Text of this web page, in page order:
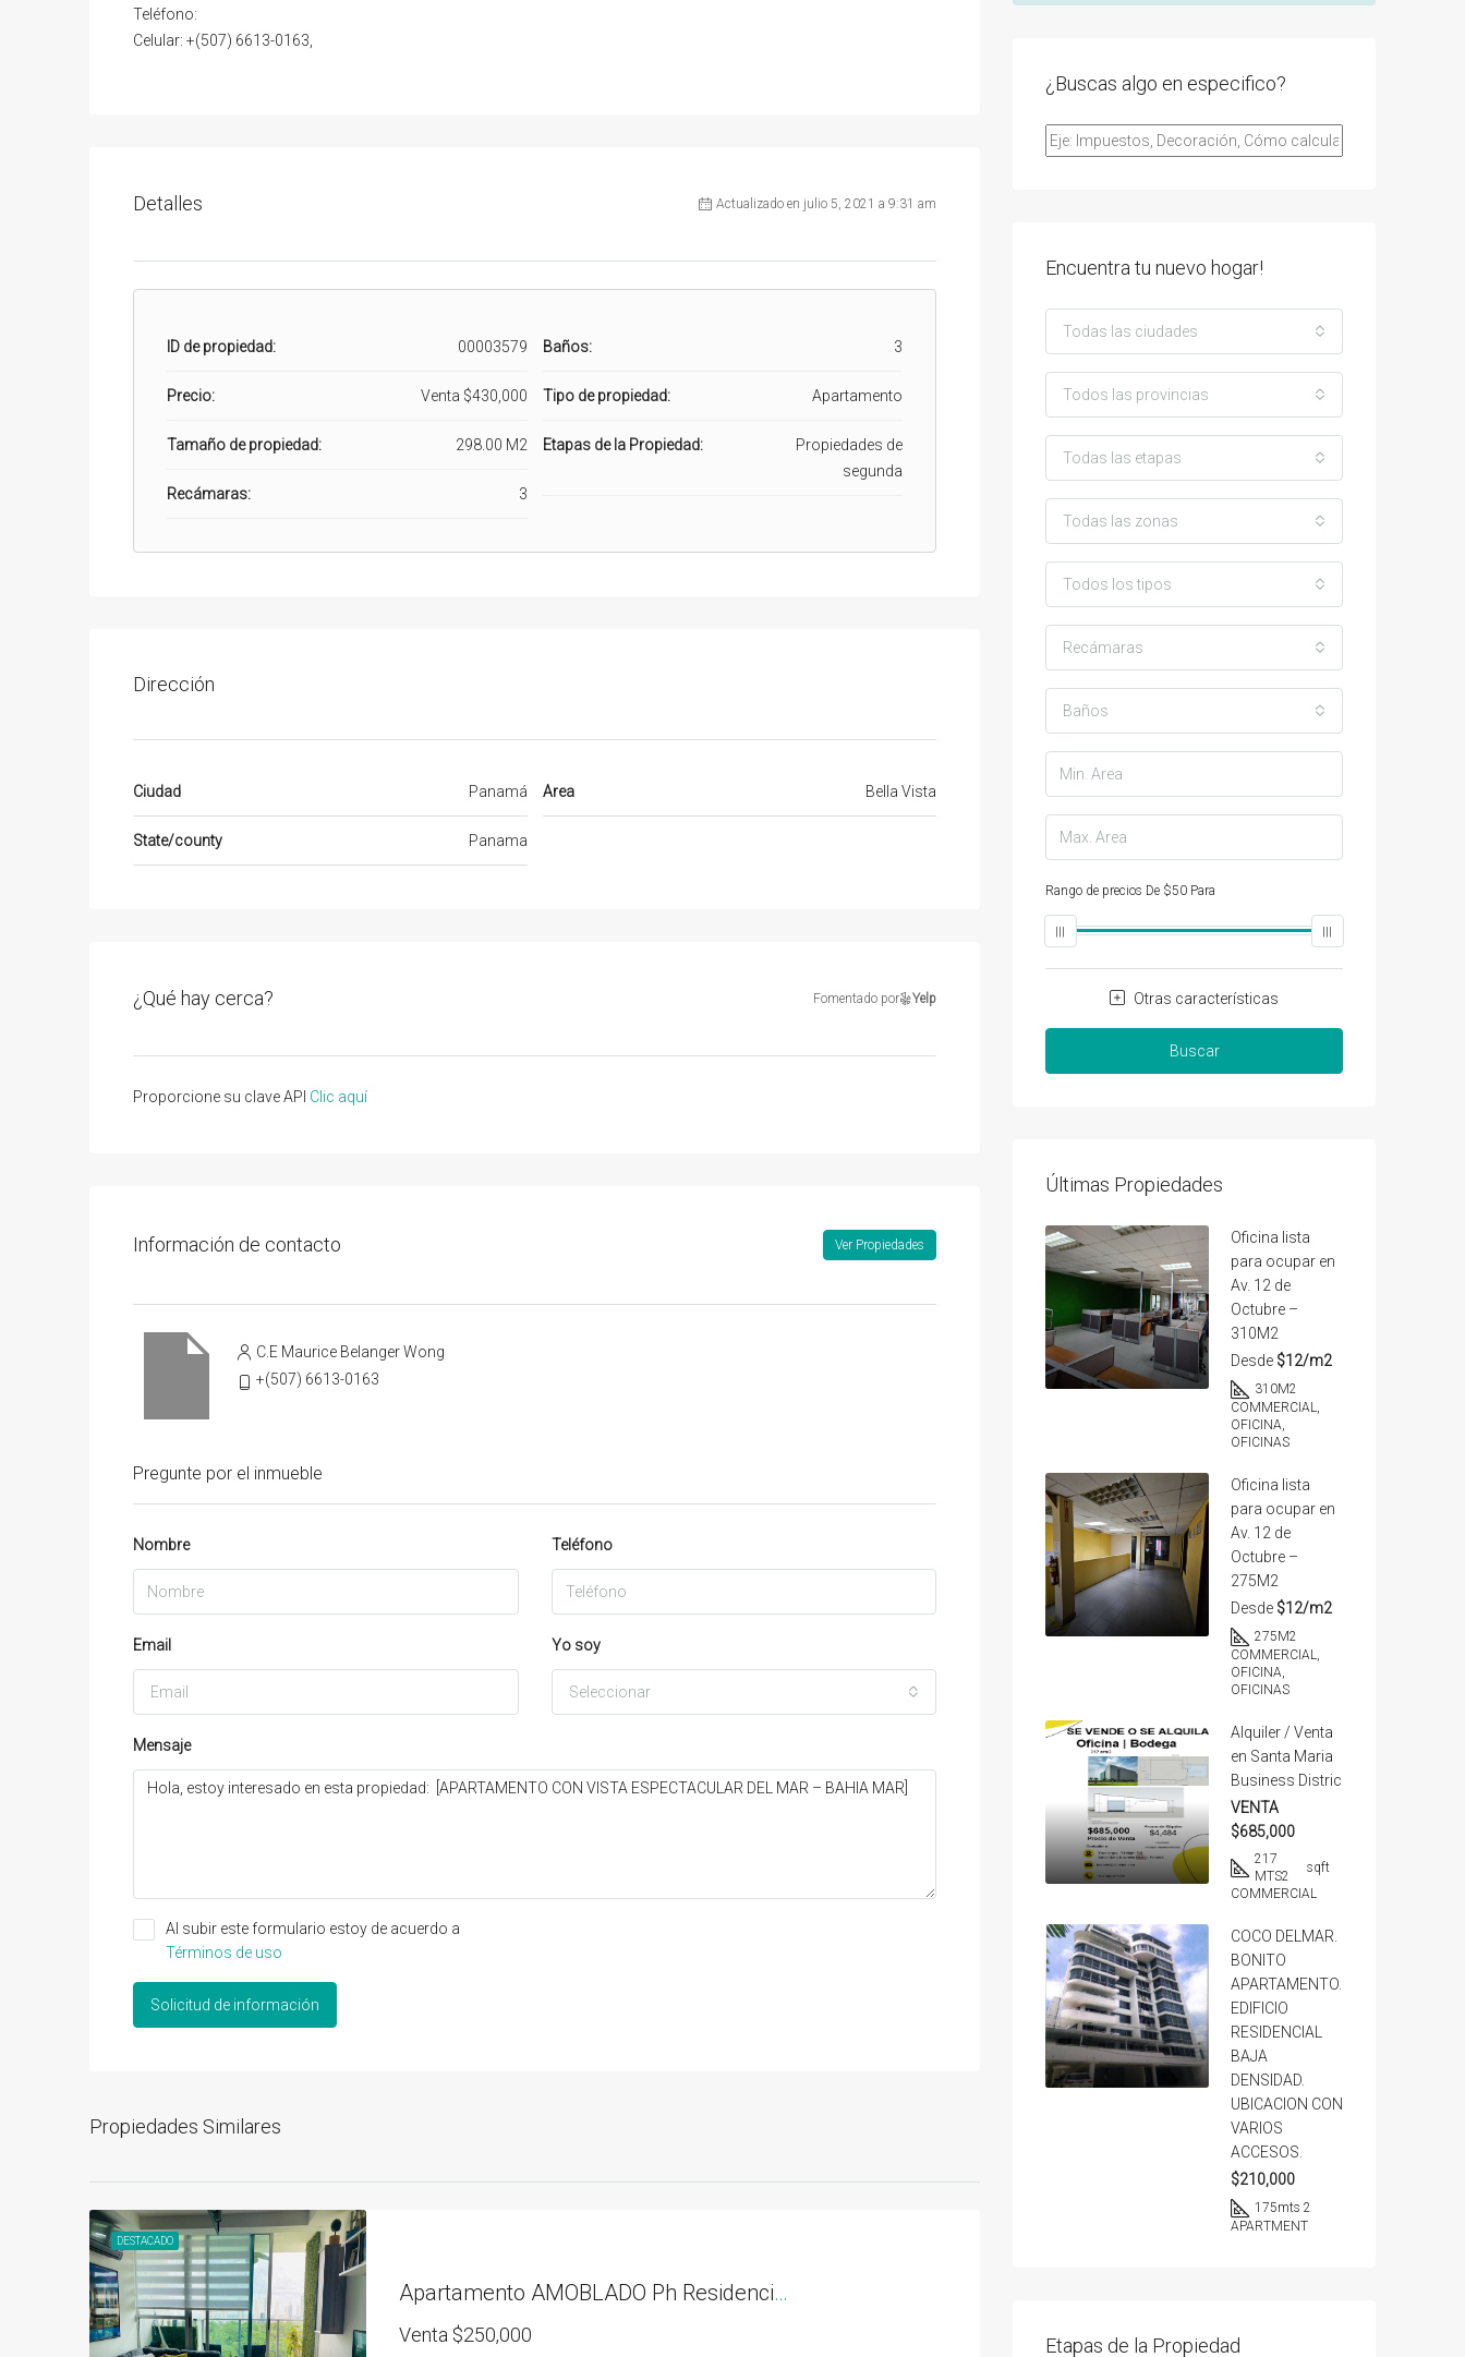
Teléfono:
Celular: +(507) 6613-0163,
Detalles Actualizado en julio 5, 2021 a 9:31 am
ID de propiedad: 00003579
Precio: Venta $430,000
Tamaño de propiedad: 298.00 M2
Recámaras: 3
Baños: 3
Tipo de propiedad: Apartamento
Etapas de la Propiedad:
Propiedades de
segunda
Dirección
Ciudad Panamá
State/county Panama
Area Bella Vista
¿Qué hay cerca? Fomentado por Yelp
Proporcione su clave API Clic aquí
Información de contacto Ver Propiedades
C.E Maurice Belanger Wong
+(507) 6613-0163
Pregunte por el inmueble
Nombre Teléfono
Email Yo soy
Seleccionar
Mensaje
Al subir este formulario estoy de acuerdo a
Términos de uso
Solicitud de información
Propiedades Similares
DESTACADO
Apartamento AMOBLADO Ph Residencias del Sol acceso directo al Parque Omar
Venta $250,000
¿Buscas algo en especifico?
Encuentra tu nuevo hogar!
Todas las ciudades
Todos las provincias
Todas las etapas
Todas las zonas
Todos los tipos
Recámaras
Baños
Rango de precios De $50 Para
Otras características
Buscar
Últimas Propiedades
Oficina lista
para ocupar en
Av. 12 de
Octubre –
310M2
Desde $12/m2
310M2
COMMERCIAL,
OFICINA,
OFICINAS
Oficina lista
para ocupar en
Av. 12 de
Octubre –
275M2
Desde $12/m2
275M2
COMMERCIAL,
OFICINA,
OFICINAS
Alquiler / Venta
en Santa Maria
Business Distric
VENTA
$685,000
217
MTS2
sqft
COMMERCIAL
COCO DELMAR.
BONITO
APARTAMENTO.
EDIFICIO
RESIDENCIAL
BAJA
DENSIDAD.
UBICACION CON
VARIOS
ACCESOS.
$210,000
175mts 2
APARTMENT
Etapas de la Propiedad